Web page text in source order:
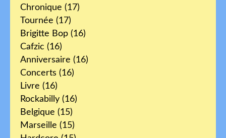
Chronique (17)
Tournée (17)
Brigitte Bop (16)
Cafzic (16)
Anniversaire (16)
Concerts (16)
Livre (16)
Rockabilly (16)
Belgique (15)
Marseille (15)